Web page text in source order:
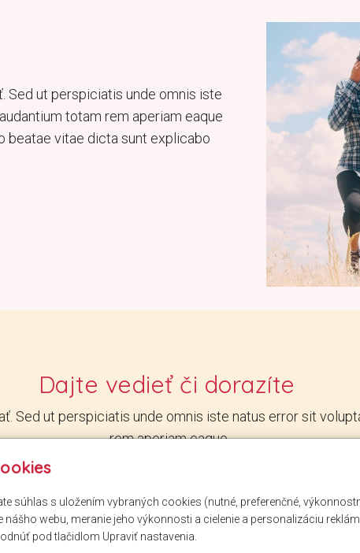
Sed ut perspiciatis unde omnis iste
totam rem aperiam eaque
beatae vitae dicta sunt explicabo
Dajte vedieť či dorazíte
Sed ut perspiciatis unde omnis iste natus error sit
rem aperiam eaque
súhlas s uložením vybraných cookies (nutné, preferenčné,
nášho webu, meranie jeho výkonnosti a cielenie a personalizáciu
pod tlačidlom Upraviť nastavenia.